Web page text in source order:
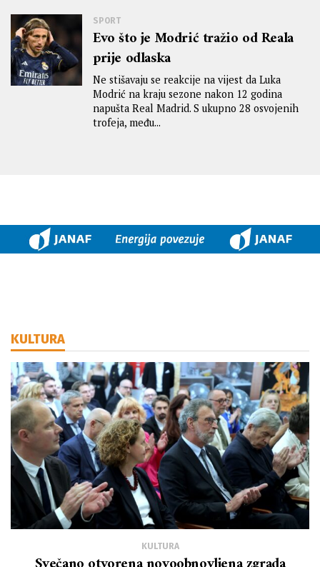
SPORT
Evo što je Modrić tražio od Reala
prije odlaska
Ne stišavaju se reakcije na vijest da Luka
Modrić na kraju sezone nakon 12 godina
napušta Real Madrid. S ukupno 28 osvojenih
trofeja, među...
KULTURA
KULTURA